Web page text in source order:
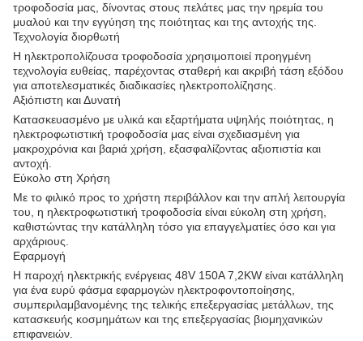
τροφοδοσία μας, δίνοντας στους πελάτες μας την ηρεμία του
μυαλού και την εγγύηση της ποιότητας και της αντοχής της.
Τεχνολογία διορθωτή
Η ηλεκτροπολίζουσα τροφοδοσία χρησιμοποιεί προηγμένη
τεχνολογία ευθείας, παρέχοντας σταθερή και ακριβή τάση εξόδου
για αποτελεσματικές διαδικασίες ηλεκτροπολίζησης.
Αξιόπιστη και Δυνατή
Κατασκευασμένο με υλικά και εξαρτήματα υψηλής ποιότητας, η
ηλεκτροφωτιστική τροφοδοσία μας είναι σχεδιασμένη για
μακροχρόνια και βαριά χρήση, εξασφαλίζοντας αξιοπιστία και
αντοχή.
Εύκολο στη Χρήση
Με το φιλικό προς το χρήστη περιβάλλον και την απλή λειτουργία
του, η ηλεκτροφωτιστική τροφοδοσία είναι εύκολη στη χρήση,
καθιστώντας την κατάλληλη τόσο για επαγγελματίες όσο και για
αρχάριους.
Εφαρμογή
Η παροχή ηλεκτρικής ενέργειας 48V 150A 7,2KW είναι κατάλληλη
για ένα ευρύ φάσμα εφαρμογών ηλεκτροφοντοποίησης,
συμπεριλαμβανομένης της τελικής επεξεργασίας μετάλλων, της
κατασκευής κοσμημάτων και της επεξεργασίας βιομηχανικών
επιφανειών.